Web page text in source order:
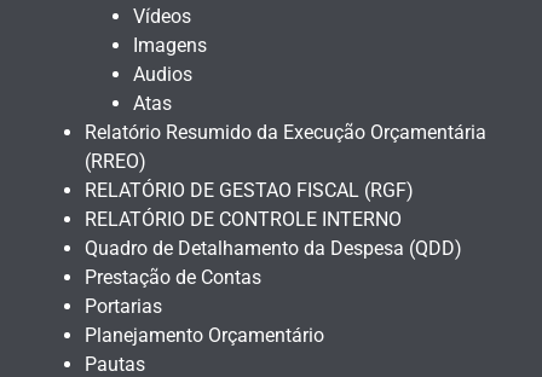
Vídeos
Imagens
Audios
Atas
Relatório Resumido da Execução Orçamentária
(RREO)
RELATÓRIO DE GESTAO FISCAL (RGF)
RELATÓRIO DE CONTROLE INTERNO
Quadro de Detalhamento da Despesa (QDD)
Prestação de Contas
Portarias
Planejamento Orçamentário
Pautas